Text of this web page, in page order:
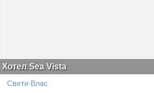
Хотел Sea Vista
Свети Влас